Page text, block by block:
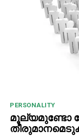
PERSONALITY
മൂല്യമുണ്ടോ